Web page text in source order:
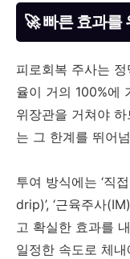
🚀 빠른 효과를
피로회복 주사는
율이 거의 100%에
위장관을 거쳐야
는 그 한계를 뛰어
투여 방식에는 ‘직
drip)’, ‘근육주사
고 확실한 효과를
일정한 속도로 체